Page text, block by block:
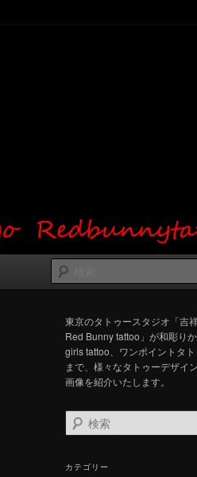
東京のタトゥースタジオ「吉
Red Bunny tattoo」が和彫り
girls tattoo、ワンポイントタ
まで、様々なタトゥーデザイ
画像を紹介いたします。
検
索
カテゴリー